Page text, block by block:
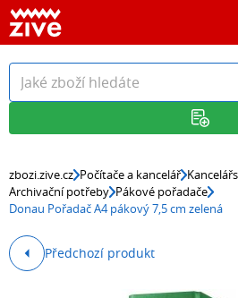
zbozi.zive.cz Počítače a kancelář
Archivační potřeby Pákové pořadače
Donau Pořadač A4 pákový 7,5 cm zelená
Předchozí produkt